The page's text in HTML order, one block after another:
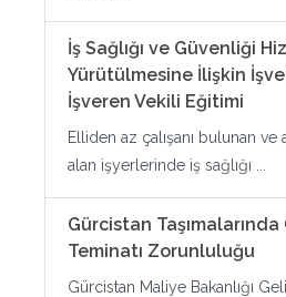
İş Sağlığı ve Güvenliği
Yürütülmesine İlişkin
İşveren Vekili Eğitimi
Elliden az çalışanı bulunan ve
alan işyerlerinde iş sağlığı ...
Gürcistan Taşımalarında
Teminatı Zorunluluğu
Gürcistan Maliye Bakanlığı